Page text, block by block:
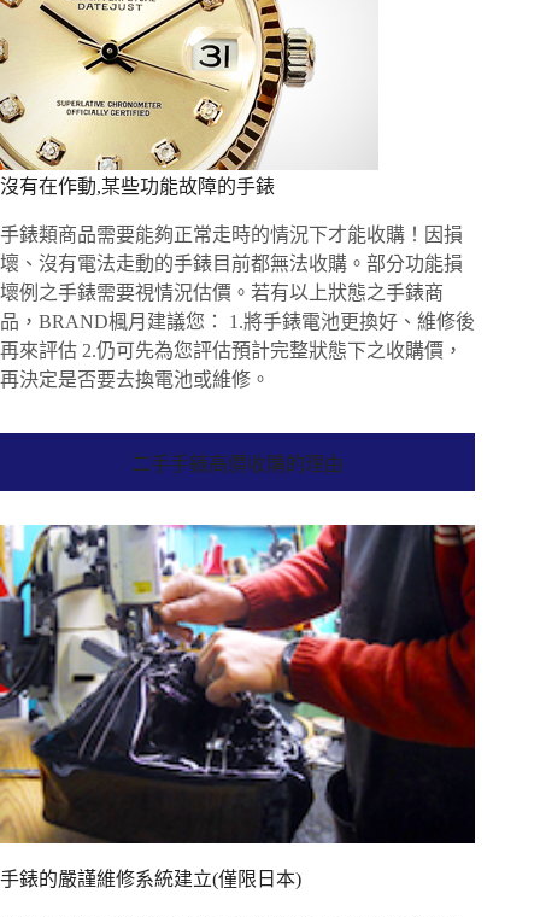
沒有在作動,某些功能故障的手錶
手錶類商品需要能夠正常走時的情況下才能收購！因損
壞、沒有電法走動的手錶目前都無法收購。部分功能損
壞例之手錶需要視情況估價。若有以上狀態之手錶商
品，BRAND楓月建議您： 1.將手錶電池更換好、維修後
再來評估 2.仍可先為您評估預計完整狀態下之收購價，
再決定是否要去換電池或維修。
二手手錶高價收購的理由
手錶的嚴謹維修系統建立(僅限日本)